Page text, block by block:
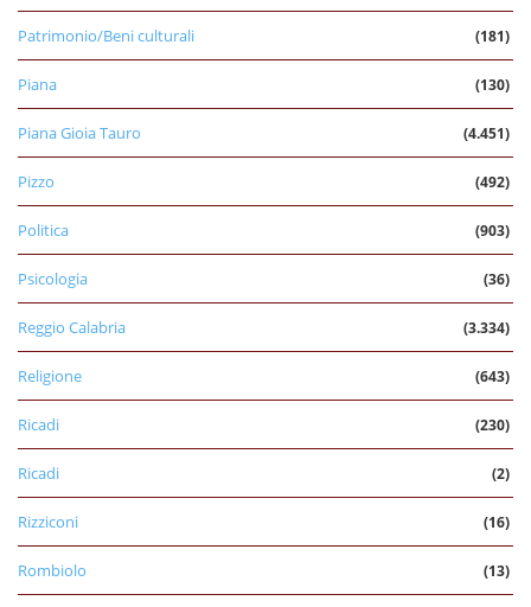
Patrimonio/Beni culturali (181)
Piana (130)
Piana Gioia Tauro (4.451)
Pizzo (492)
Politica (903)
Psicologia (36)
Reggio Calabria (3.334)
Religione (643)
Ricadi (230)
Ricadi (2)
Rizziconi (16)
Rombiolo (13)